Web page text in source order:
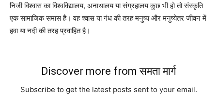
निजी विश्वास का विश्वविद्यालय, अनाथालय या संग्रहालय कुछ भी हो तो संस्कृति
एक सामाजिक समास है। वह श्वास या गंध की तरह मनुष्य और मनुष्येतर जीवन में
हवा या नदी की तरह प्रवाहित है।
Discover more from समता मार्ग
Subscribe to get the latest posts sent to your email.